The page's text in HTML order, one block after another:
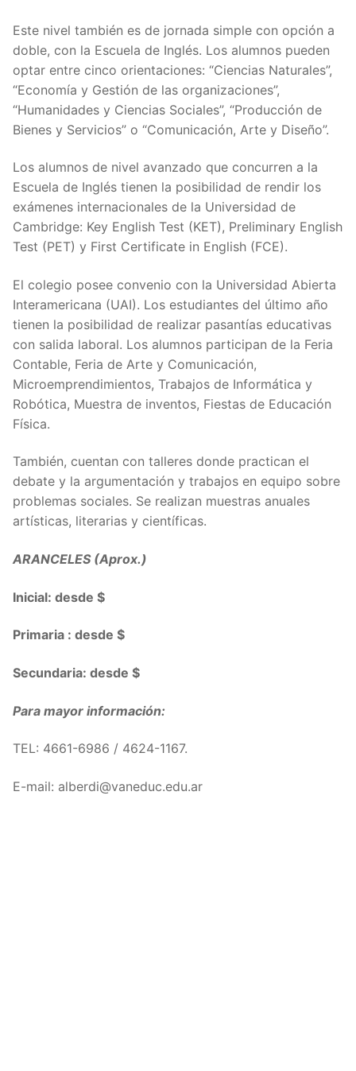
Este nivel también es de jornada simple con opción a
doble, con la Escuela de Inglés. Los alumnos pueden
optar entre cinco orientaciones: “Ciencias Naturales”,
“Economía y Gestión de las organizaciones”,
“Humanidades y Ciencias Sociales”, “Producción de
Bienes y Servicios” o “Comunicación, Arte y Diseño”.
Los alumnos de nivel avanzado que concurren a la
Escuela de Inglés tienen la posibilidad de rendir los
exámenes internacionales de la Universidad de
Cambridge: Key English Test (KET), Preliminary English
Test (PET) y First Certificate in English (FCE).
El colegio posee convenio con la Universidad Abierta
Interamericana (UAI). Los estudiantes del último año
tienen la posibilidad de realizar pasantías educativas
con salida laboral. Los alumnos participan de la Feria
Contable, Feria de Arte y Comunicación,
Microemprendimientos, Trabajos de Informática y
Robótica, Muestra de inventos, Fiestas de Educación
Física.
También, cuentan con talleres donde practican el
debate y la argumentación y trabajos en equipo sobre
problemas sociales. Se realizan muestras anuales
artísticas, literarias y científicas.
ARANCELES (Aprox.)
Inicial: desde $
Primaria : desde $
Secundaria: desde $
Para mayor información:
TEL: 4661-6986 / 4624-1167.
E-mail: alberdi@vaneduc.edu.ar